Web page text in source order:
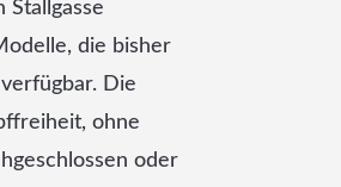
die bisher
Die
ohne
oder